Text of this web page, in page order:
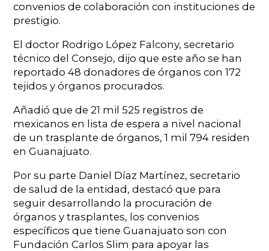
convenios de colaboración con instituciones de
prestigio.
El doctor Rodrigo López Falcony, secretario
técnico del Consejo, dijo que este año se han
reportado 48 donadores de órganos con 172
tejidos y órganos procurados.
Añadió que de 21 mil 525 registros de
mexicanos en lista de espera a nivel nacional
de un trasplante de órganos, 1 mil 794 residen
en Guanajuato.
Por su parte Daniel Díaz Martínez, secretario
de salud de la entidad, destacó que para
seguir desarrollando la procuración de
órganos y trasplantes, los convenios
específicos que tiene Guanajuato son con
Fundación Carlos Slim para apoyar las